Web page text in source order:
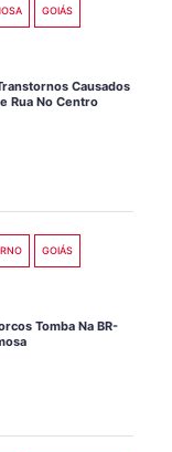
GOIÁS
Causados
Rua No Centro
GOIÁS
Tomba Na BR-